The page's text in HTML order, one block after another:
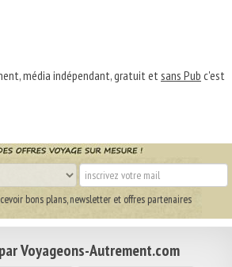
média indépendant, gratuit etsans Pub c'est
bons plans, newsletter et offres partenaires
Voyageons-Autrement.com